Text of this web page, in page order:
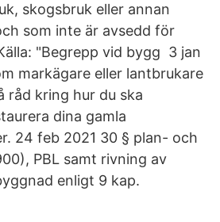
skogsbruk eller annan
som inte är avsedd för
"Begrepp vid bygg 3 jan
markägare eller lantbrukare
råd kring hur du ska
dina gamla
24 feb 2021 30 § plan- och
PBL samt rivning av
enligt 9 kap.